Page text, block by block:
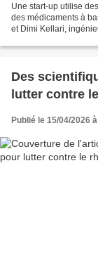
Une start-up utilise
des médicaments à
et Dimi Kellari,
Des
lutter contre
Publié le 15/04/2026